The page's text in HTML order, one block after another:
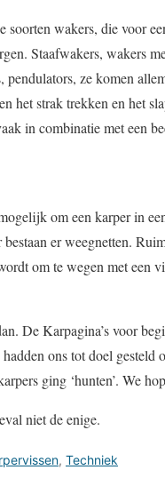
soorten wakers, die voor
Staafwakers, wakers
pendulators, ze komen
het strak trekken en het
in combinatie met een
om een karper in
er weegnetten.
om te wegen met een
De Karpagina’s voor
ons tot doel gesteld
ging ‘hunten’. We
niet de enige.
, Techniek